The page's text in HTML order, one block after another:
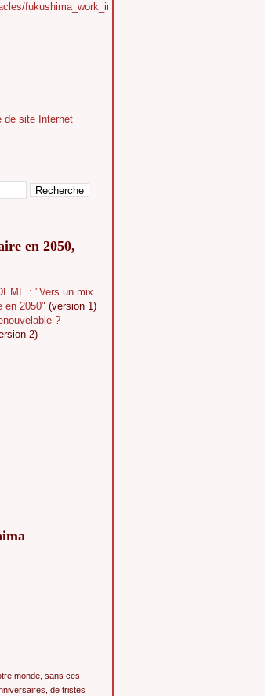
fukushima_work_in_progress
en 2050,
: "Vers un mix
en 2050" (version 1)
?
2)
monde, sans ces
de tristes